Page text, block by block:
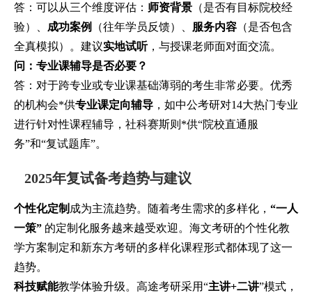
答：可以从三个维度评估： 师资背景 （是否有目标院校经
验）、 成功案例 （往年学员反馈）、 服务内容 （是否包含
全真模拟）。建议实地试听，与授课老师面对面交流。
问：专业课辅导是否必要？
答：对于跨专业或专业课基础薄弱的考生非常必要。优秀
的机构会*供专业课定向辅导 ，如中公考研对14大热门专业
进行针对性课程辅导，社科赛斯则*供“院校直通服
务”和“复试题库”。
2025年复试备考趋势与建议
个性化定制 成为主流趋势。随着考生需求的多样化， “一人
一策” 的定制化服务越来越受欢迎。海文考研的个性化教
学方案制定和新东方考研的多样化课程形式都体现了这一
趋势。
科技赋能教学体验升级。高途考研采用“主讲+二讲”模式，